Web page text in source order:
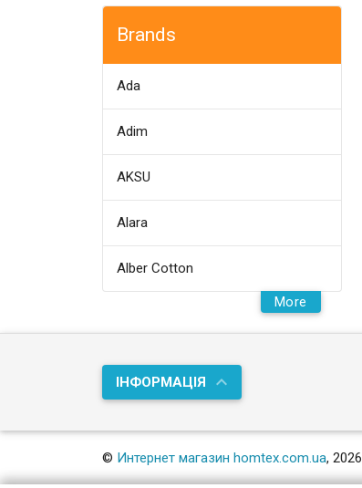
Brands
Ada
Adim
AKSU
Alara
Alber Cotton
More
ІНФОРМАЦІЯ
© Интернет магазин homtex.com.ua, 2026